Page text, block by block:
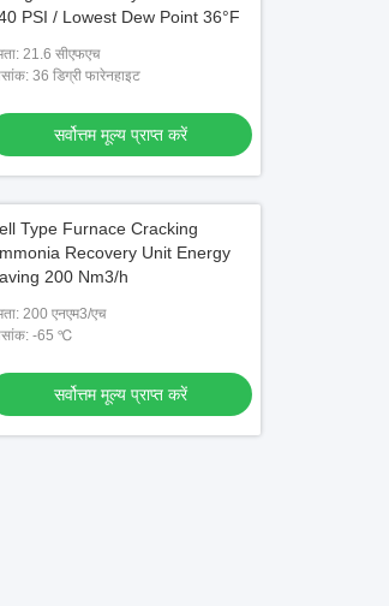
And Welding
PSI / Lowest Dew Point 36°F
21.6 सीएफएच
36 डिग्री फारेनहाइट
सर्वोत्तम मूल्य प्राप्त करें
Type Furnace Cracking
Recovery Unit Energy
200 Nm3/h
200 एनएम3/एच
-65 ℃
सर्वोत्तम मूल्य प्राप्त करें